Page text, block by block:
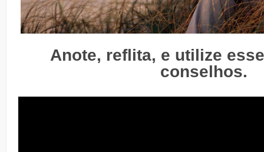
Anote, reflita, e utilize
conselhos.